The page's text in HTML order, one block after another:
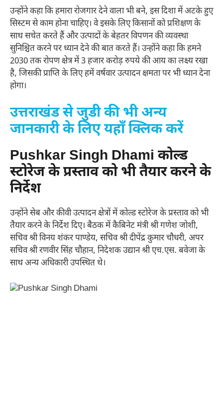
उन्होंने कहा कि हमारा रोजगार देने वाला भी बने, इस दिशा में अटके हुए
सिस्टम से काम होना चाहिए। वे इसके लिए किसानों को प्रशिक्षण के
साथ सचेत करते हैं और उत्पादों के बेहतर विपणन की व्यवस्था
सुनिश्चित करने पर ध्यान देने की बात करते हैं। उन्होंने कहा कि हमने
2030 तक रोपण क्षेत्र में 3 हजार करोड़ रुपये की आय का लक्ष्य रखा
है, जिसकी प्राप्ति के लिए हमें वर्षवार उत्पादन क्षमता पर भी ध्यान देना
होगा।
उत्तराखंड से जुडी की भी अन्य
जानकारी के लिए यहाँ क्लिक करें
Pushkar Singh Dhami कोल्ड
स्टोरेज के प्रस्ताव को भी तैयार करने के
निर्देश
उन्होंने सेब और कीवी उत्पादन क्षेत्रों में कोल्ड स्टोरेज के प्रस्ताव को भी
तैयार करने के निर्देश दिए। बैठक में कैबिनेट मंत्री श्री गणेश जोशी,
सचिव श्री विनय शंकर पाण्डेय, सचिव श्री दीपेंद्र कुमार चौधरी, अपर
सचिव श्री रणवीर सिंह चौहान, निदेशक उद्यान श्री एच.एस. बवेजा के
साथ अन्य अधिकारी उपस्थित थे।